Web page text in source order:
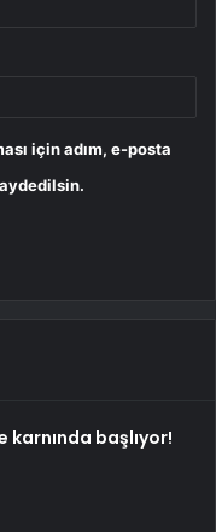
için adım, e-posta
karnında başlıyor!